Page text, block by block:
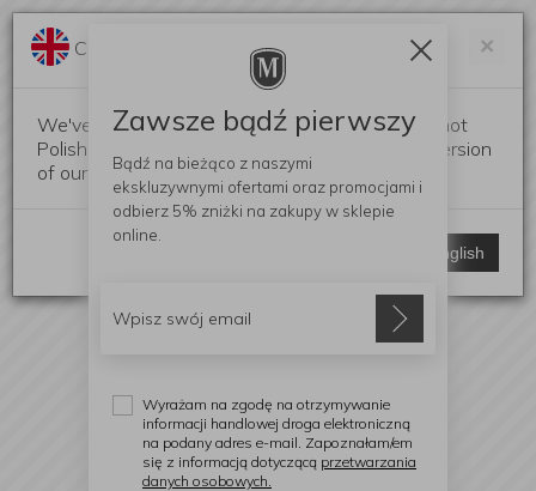
×
Change language?
We've detected that your browser language is not
Polish. Would you like to switch to the English version
of our website?
Switch to English
Zawsze bądź pierwszy
Bądź na bieżąco z naszymi
ekskluzywnymi ofertami oraz promocjami i
odbierz 5% zniżki na zakupy w sklepie
online.
Wyrażam na zgodę na otrzymywanie
informacji handlowej droga elektroniczną
na podany adres e-mail. Zapoznałam/em
się z informacją dotyczącą przetwarzania
danych osobowych.